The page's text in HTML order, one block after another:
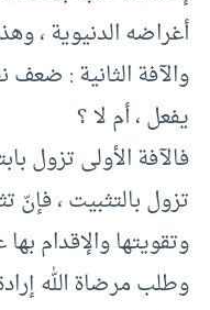
أغراضه الدنيوية ،
والآفة الثانية :
يفعل ، أم لا ؟
فالآفة الأولى تزول
تزول بالتثبيت ،
وتقويتها والإقدام
وطلب مرضاة الله